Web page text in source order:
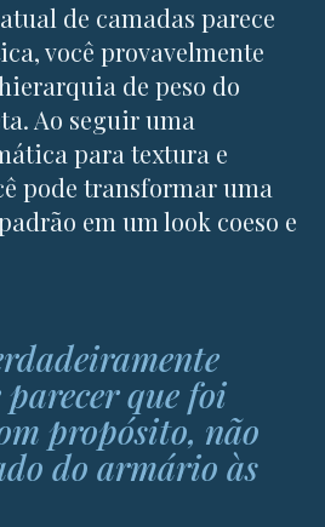
de camadas parece
você provavelmente
de peso do
Ao seguir uma
para textura e
pode transformar uma
em um look coeso e
que foi
propósito, não
do armário às